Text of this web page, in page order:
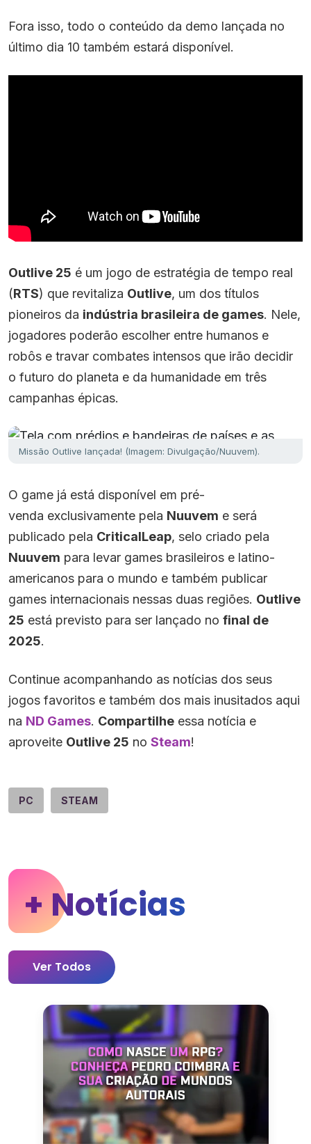
Fora isso, todo o conteúdo da demo lançada no
último dia 10 também estará disponível.
Outlive 25 é um jogo de estratégia de tempo real
(RTS) que revitaliza Outlive, um dos títulos
pioneiros da indústria brasileira de games. Nele,
jogadores poderão escolher entre humanos e
robôs e travar combates intensos que irão decidir
o futuro do planeta e da humanidade em três
campanhas épicas.
Missão Outlive lançada! (Imagem: Divulgação/Nuuvem).
O game já está disponível em pré-
venda exclusivamente pela Nuuvem e será
publicado pela CriticalLeap, selo criado pela
Nuuvem para levar games brasileiros e latino-
americanos para o mundo e também publicar
games internacionais nessas duas regiões. Outlive
25 está previsto para ser lançado no final de
2025.
Continue acompanhando as notícias dos seus
jogos favoritos e também dos mais inusitados aqui
na ND Games. Compartilhe essa notícia e
aproveite Outlive 25 no Steam!
PC STEAM
+ Notícias
Ver Todos